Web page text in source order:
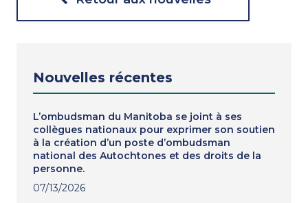
Nouvelles récentes
L’ombudsman du Manitoba se joint à ses
collègues nationaux pour exprimer son soutien
à la création d’un poste d’ombudsman
national des Autochtones et des droits de la
personne.
07/13/2026